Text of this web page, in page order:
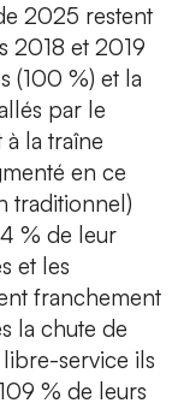
2025 restent
2018 et 2019
(100 %) et la
par le
la traîne
en ce
traditionnel)
% de leur
et les
franchement
la chute de
service ils
% de leurs